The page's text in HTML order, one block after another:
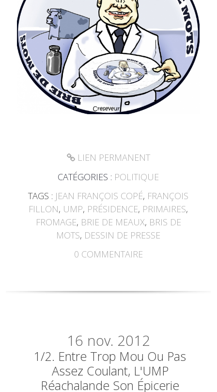
LIEN PERMANENT
CATÉGORIES : POLITIQUE
TAGS : JEAN FRANÇOIS COPÉ, FRANÇOIS
FILLON, UMP, PRÉSIDENCE, PRIMAIRES,
FROMAGE, BRIE DE MEAUX, BRIS DE
MOTS, DESSIN DE PRESSE
0 COMMENTAIRE
16 nov. 2012
1/2. Entre Trop Mou Ou Pas
Assez Coulant, L'UMP
Réachalande Son Épicerie